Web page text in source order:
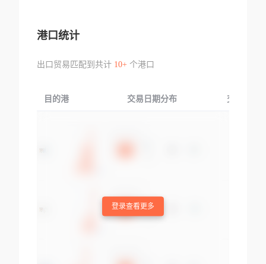
港口统计
出口贸易匹配到共计 10+个港口
目的港 交易日期分布 交易产品
登录查看更多